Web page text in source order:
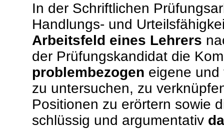
In der Schriftlichen
Handlungs- und
Arbeitsfeld eines Lehrers
der Prüfungskandidat die
problembezogen eigene und
zu untersuchen, zu
Positionen zu erörtern sowie
schlüssig und argumentativ